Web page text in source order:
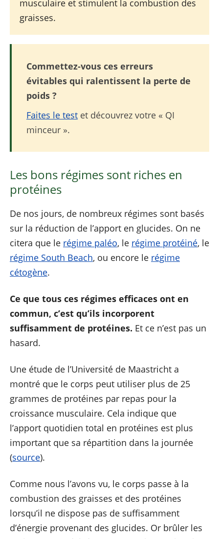
musculaire et stimulent la combustion des
graisses.
Commettez-vous ces erreurs
évitables qui ralentissent la perte de
poids ?
Faites le test et découvrez votre « QI
minceur ».
Les bons régimes sont riches en
protéines
De nos jours, de nombreux régimes sont basés
sur la réduction de l’apport en glucides. On ne
citera que le régime paléo, le régime protéiné, le
régime South Beach, ou encore le régime
cétogène.
Ce que tous ces régimes efficaces ont en
commun, c’est qu’ils incorporent
suffisamment de protéines. Et ce n’est pas un
hasard.
Une étude de l’Université de Maastricht a
montré que le corps peut utiliser plus de 25
grammes de protéines par repas pour la
croissance musculaire. Cela indique que
l’apport quotidien total en protéines est plus
important que sa répartition dans la journée
(source).
Comme nous l’avons vu, le corps passe à la
combustion des graisses et des protéines
lorsqu’il ne dispose pas de suffisamment
d’énergie provenant des glucides. Or brûler les